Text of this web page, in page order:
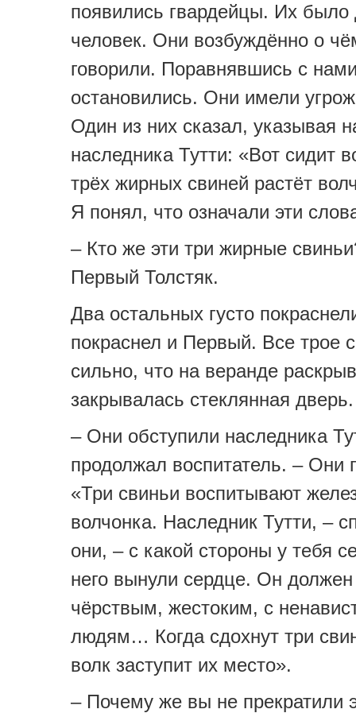
появились гвардейцы. Их было
человек. Они возбуждённо о
говорили. Поравнявшись с
остановились. Они имели
Один из них сказал, указывая
наследника Тутти: «Вот сидит
трёх жирных свиней растёт
Я понял, что означали эти
– Кто же эти три жирные
Первый Толстяк.
Два остальных густо
покраснел и Первый. Все трое
сильно, что на веранде
закрывалась стеклянная дверь.
– Они обступили наследника
продолжал воспитатель. – Они
«Три свиньи воспитывают
волчонка. Наследник Тутти, –
они, – с какой стороны у тебя
него вынули сердце. Он
чёрствым, жестоким, с
людям… Когда сдохнут три
волк заступит их место».
– Почему же вы не прекратили